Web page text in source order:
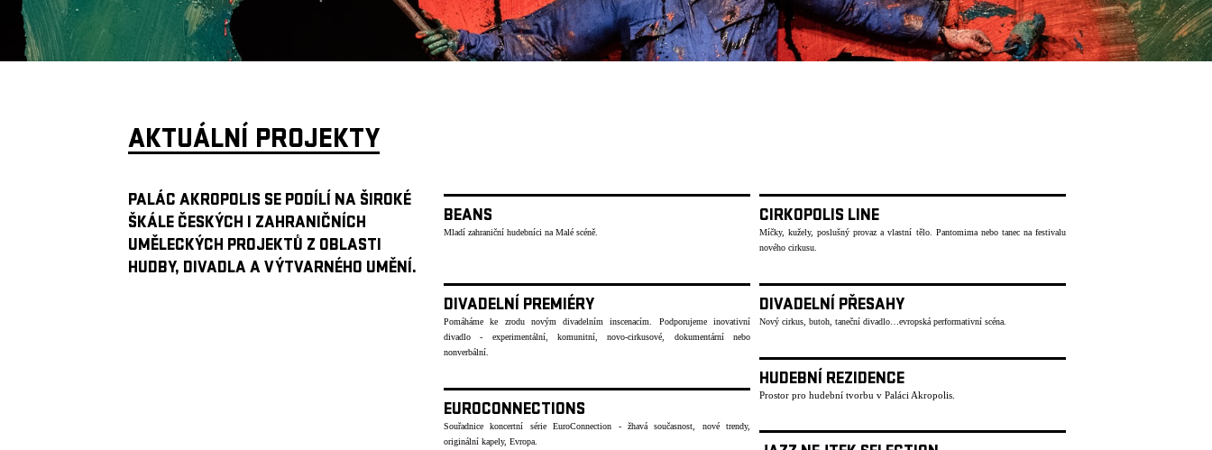
AKTUÁLNÍ PROJEKTY
PALÁC AKROPOLIS SE PODÍLÍ NA ŠIROKÉ
ŠKÁLE ČESKÝCH I ZAHRANIČNÍCH
UMĚLECKÝCH PROJEKTŮ Z OBLASTI
HUDBY, DIVADLA A VÝTVARNÉHO UMĚNÍ.
BEANS
Mladí zahraniční hudebníci na Malé scéně.
CIRKOPOLIS LINE
Míčky, kužely, poslušný provaz a vlastní tělo. Pantomima nebo tanec na festivalu
nového cirkusu.
DIVADELNÍ PREMIÉRY
Pomáháme ke zrodu novým divadelním inscenacím. Podporujeme inovativní
divadlo - experimentální, komunitní, novo-cirkusové, dokumentární nebo
nonverbální.
DIVADELNÍ PŘESAHY
Nový cirkus, butoh, taneční divadlo…evropská performativní scéna.
EUROCONNECTIONS
Souřadnice koncertní série EuroConnection - žhavá současnost, nové trendy,
originální kapely, Evropa.
HUDEBNÍ REZIDENCE
Prostor pro hudební tvorbu v Paláci Akropolis.